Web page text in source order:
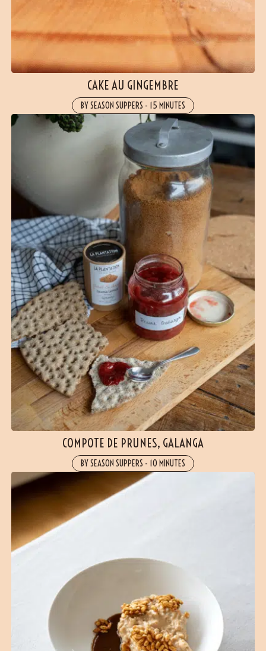
CAKE AU GINGEMBRE
BY SEASON SUPPERS - 15 MINUTES
COMPOTE DE PRUNES, GALANGA
BY SEASON SUPPERS - 10 MINUTES